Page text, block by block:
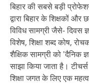
बिहार की सबसे बड़ी
द्वारा बिहार के शिक्षकों
विविध सामग्री जैसे- दिवस
विशेष, शिक्षा शब्द कोष,
शैक्षिक सामग्री को
साझा किया जाता है।
शिक्षा जगत के लिए एक